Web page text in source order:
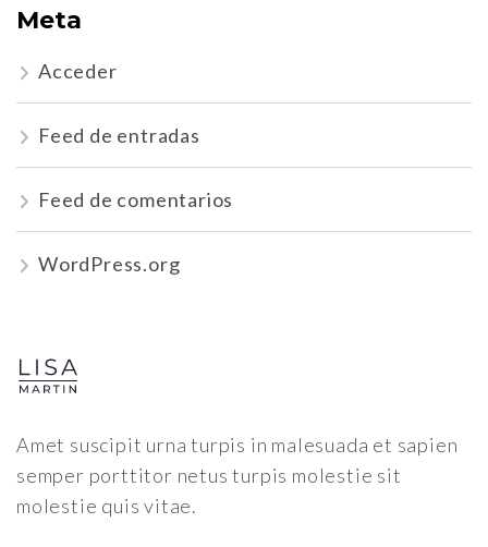
Meta
Acceder
Feed de entradas
Feed de comentarios
WordPress.org
Amet suscipit urna turpis in malesuada et sapien
semper porttitor netus turpis molestie sit
molestie quis vitae.